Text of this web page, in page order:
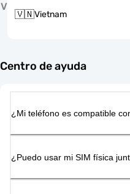
V
🇻🇳Vietnam
Centro de ayuda
¿Mi teléfono es compatible
¿Puedo usar mi SIM física